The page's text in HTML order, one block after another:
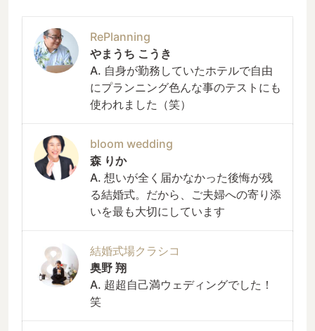
RePlanning
やまうち こうき
A. 自身が勤務していたホテルで自由
にプランニング色んな事のテストにも
使われました（笑）
bloom wedding
森 りか
A. 想いが全く届かなかった後悔が残
る結婚式。だから、ご夫婦への寄り添
いを最も大切にしています
結婚式場クラシコ
奥野 翔
A. 超超自己満ウェディングでした！
笑